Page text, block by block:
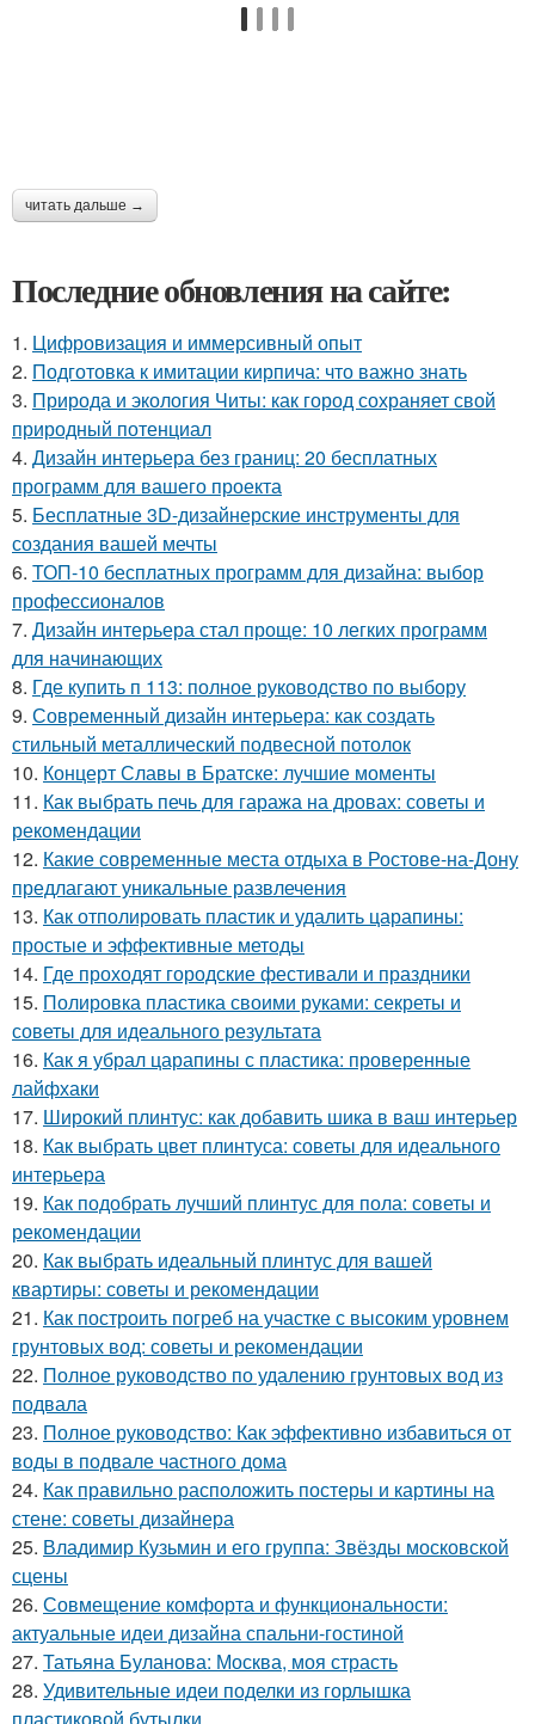
читать дальше →
Последние обновления на сайте:
1. Цифровизация и иммерсивный опыт
2. Подготовка к имитации кирпича: что важно знать
3. Природа и экология Читы: как город сохраняет свой
природный потенциал
4. Дизайн интерьера без границ: 20 бесплатных
программ для вашего проекта
5. Бесплатные 3D-дизайнерские инструменты для
создания вашей мечты
6. ТОП-10 бесплатных программ для дизайна: выбор
профессионалов
7. Дизайн интерьера стал проще: 10 легких программ
для начинающих
8. Где купить п 113: полное руководство по выбору
9. Современный дизайн интерьера: как создать
стильный металлический подвесной потолок
10. Концерт Славы в Братске: лучшие моменты
11. Как выбрать печь для гаража на дровах: советы и
рекомендации
12. Какие современные места отдыха в Ростове-на-Дону
предлагают уникальные развлечения
13. Как отполировать пластик и удалить царапины:
простые и эффективные методы
14. Где проходят городские фестивали и праздники
15. Полировка пластика своими руками: секреты и
советы для идеального результата
16. Как я убрал царапины с пластика: проверенные
лайфхаки
17. Широкий плинтус: как добавить шика в ваш интерьер
18. Как выбрать цвет плинтуса: советы для идеального
интерьера
19. Как подобрать лучший плинтус для пола: советы и
рекомендации
20. Как выбрать идеальный плинтус для вашей
квартиры: советы и рекомендации
21. Как построить погреб на участке с высоким уровнем
грунтовых вод: советы и рекомендации
22. Полное руководство по удалению грунтовых вод из
подвала
23. Полное руководство: Как эффективно избавиться от
воды в подвале частного дома
24. Как правильно расположить постеры и картины на
стене: советы дизайнера
25. Владимир Кузьмин и его группа: Звёзды московской
сцены
26. Совмещение комфорта и функциональности:
актуальные идеи дизайна спальни-гостиной
27. Татьяна Буланова: Москва, моя страсть
28. Удивительные идеи поделки из горлышка